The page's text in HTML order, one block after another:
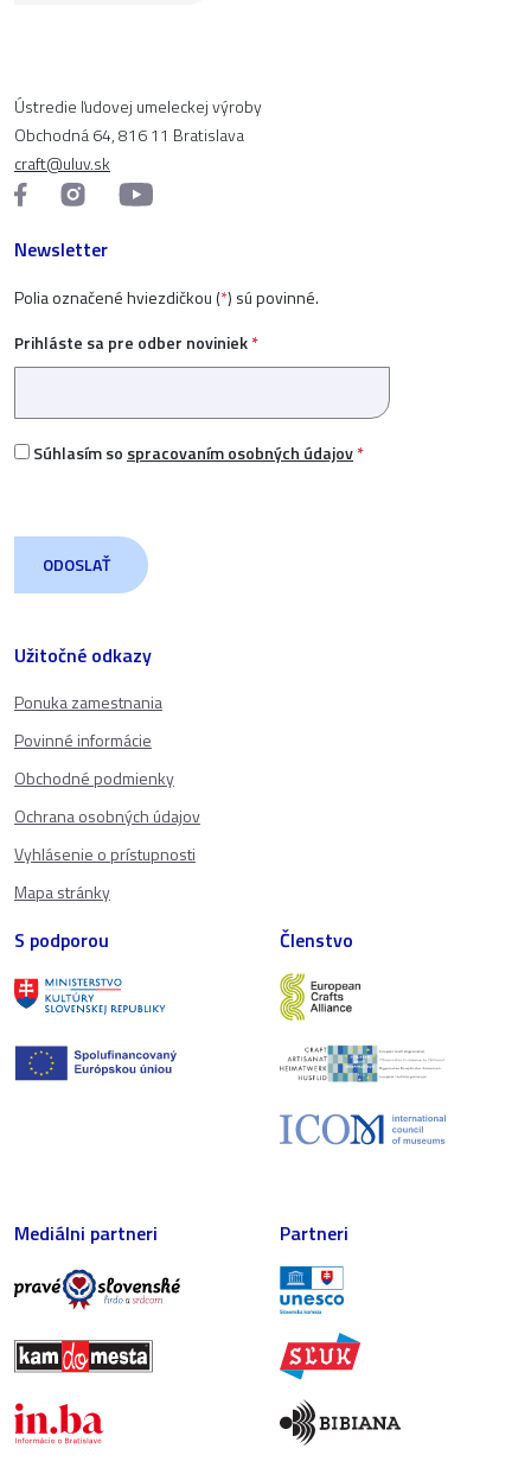
Užitočné odkazy
Ponuka zamestnania
Povinné informácie
Obchodné podmienky
Ochrana osobných údajov
Vyhlásenie o prístupnosti
Mapa stránky
Ústredie ľudovej umeleckej výroby
Obchodná 64, 816 11 Bratislava
craft@uluv.sk
Newsletter
Polia označené hviezdičkou (*) sú povinné.
Prihláste sa pre odber noviniek*
Súhlasím so spracovaním osobných údajov*
S podporou Členstvo
Mediálni partneri Partneri